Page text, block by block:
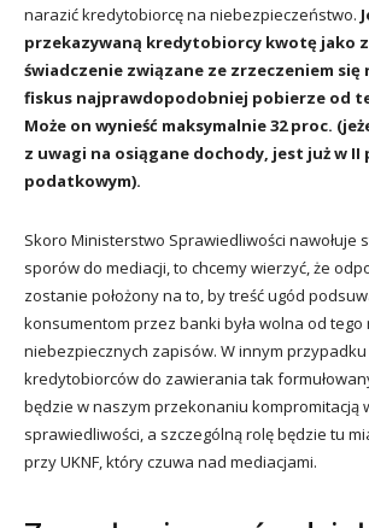
narazić kredytobiorcę na niebezpieczeństwo.
przekazywaną kredytobiorcy kwotę jako
świadczenie związane ze zrzeczeniem się
fiskus najprawdopodobniej pobierze od
Może on wynieść maksymalnie 32 proc.
z uwagi na osiągane dochody, jest już w II
podatkowym).
Skoro Ministerstwo Sprawiedliwości nawołuje
sporów do mediacji, to chcemy wierzyć, że
zostanie położony na to, by treść ugód
konsumentom przez banki była wolna od tego
niebezpiecznych zapisów. W innym przypadku
kredytobiorców do zawierania tak
będzie w naszym przekonaniu kompromitacją
sprawiedliwości, a szczególną rolę będzie tu
przy UKNF, który czuwa nad mediacjami.